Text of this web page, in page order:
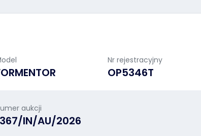
Nr rejestracyjny
OP5346T
aukcji
IN/AU/2026